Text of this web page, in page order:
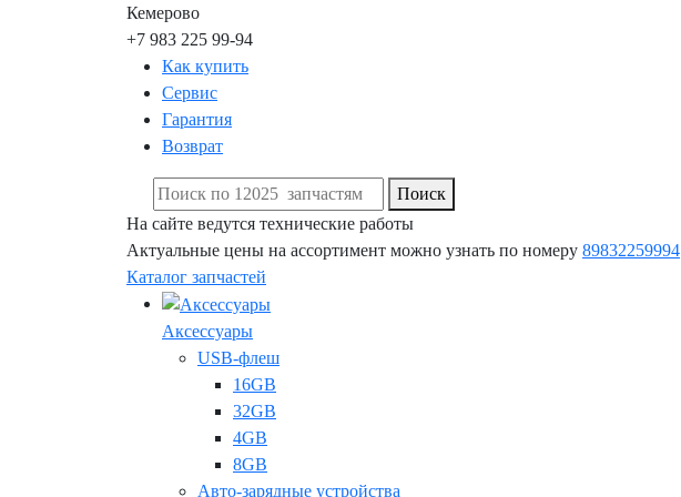
Кемерово
+7 983 225 99-94
Как купить
Сервис
Гарантия
Возврат
Поиск
На сайте ведутся технические работы
Актуальные цены на ассортимент можно узнать по номеру 89832259994
Каталог запчастей
Аксессуары
USB-флеш
16GB
32GB
4GB
8GB
Авто-зарядные устройства